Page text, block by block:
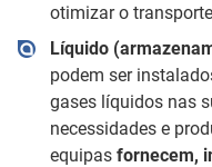
otimizar o
Líquido
podem ser
gases líquidos nas
necessidades e
equipas fornecem,